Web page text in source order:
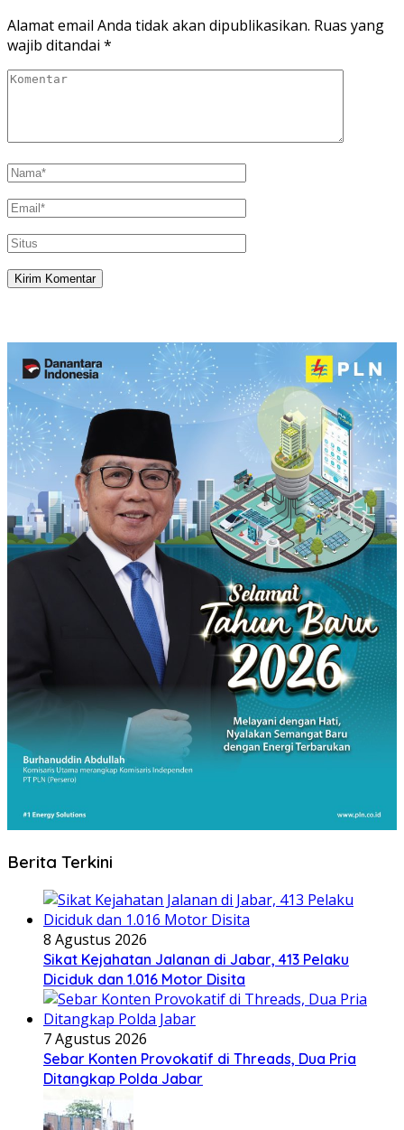
Alamat email Anda tidak akan dipublikasikan. Ruas yang
wajib ditandai *
Berita Terkini
8 Agustus 2026
Sikat Kejahatan Jalanan di Jabar, 413 Pelaku
Diciduk dan 1.016 Motor Disita
7 Agustus 2026
Sebar Konten Provokatif di Threads, Dua Pria
Ditangkap Polda Jabar